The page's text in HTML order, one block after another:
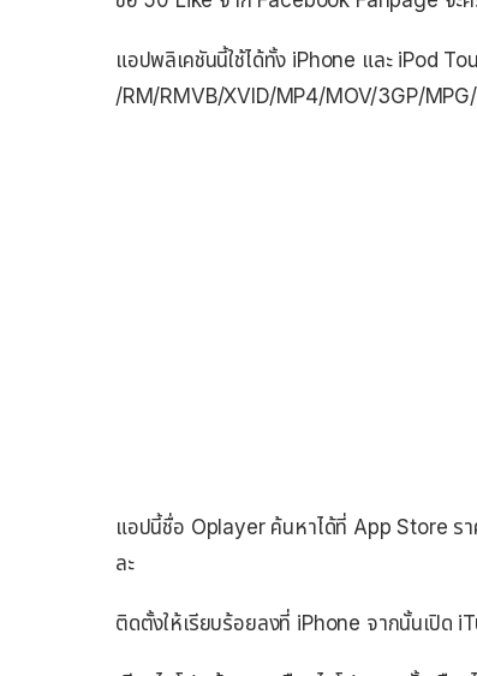
แอปพลิเคชันนี้ใช้ได้ทั้ง iPhone และ iPod
/RM/RMVB/XVID/MP4/MOV/3GP/
แอปนี้ชื่อ Oplayer ค้นหาได้ที่ App Store รา
ละ
ติดตั้งให้เรียบร้อยลงที่ iPhone จากนั้นเปิด